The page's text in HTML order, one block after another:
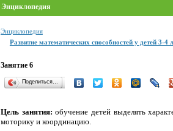
Энциклопедия
Энциклопедия
Развитие математических способностей у детей 3-4
Занятие 6
Поделиться…
Цель занятия: обучение детей выделять
моторику и координацию.